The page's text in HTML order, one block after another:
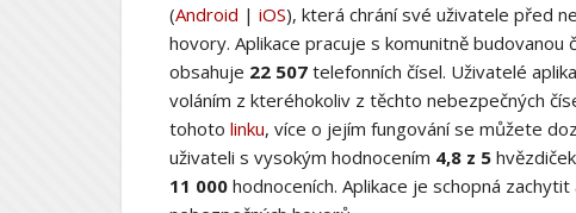
(Android | iOS), která chrání své uživatele před
hovory. Aplikace pracuje s komunitně budovanou
obsahuje 22 507 telefonních čísel. Uživatelé
voláním z kteréhokoliv z těchto nebezpečných
tohoto linku, více o jejím fungování se můžete
uživateli s vysokým hodnocením 4,8 z 5
11 000 hodnoceních. Aplikace je schopná